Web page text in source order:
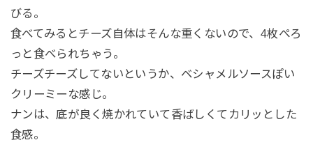
びる。
食べてみるとチーズ自体はそんな重くないので、4枚ぺろ
っと食べられちゃう。
チーズチーズしてないというか、ベシャメルソースぽい
クリーミーな感じ。
ナンは、底が良く焼かれていて香ばしくてカリッとした
食感。